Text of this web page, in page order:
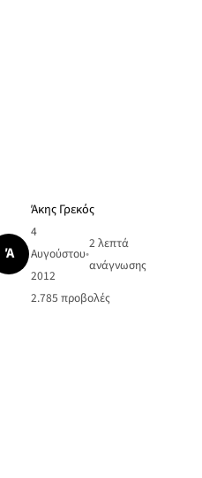
Ά
Άκης Γρεκός
4
Αυγούστου
2012
•
2 λεπτά
ανάγνωσης
2.785 προβολές